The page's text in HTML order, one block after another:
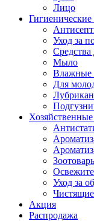
Лицо
Гигиенические
Уход за
Мыло
Влажные
Для
Уход за
Чистящие
Акция
Распродажа